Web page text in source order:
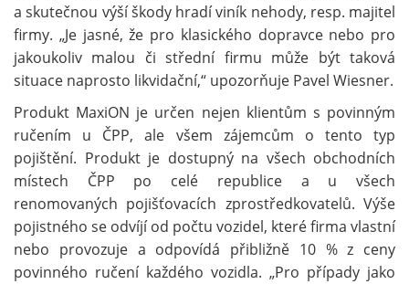
a skutečnou výší škody hradí viník nehody, resp. majitel
firmy. „Je jasné, že pro klasického dopravce nebo pro
jakoukoliv malou či střední firmu může být taková
situace naprosto likvidační,“ upozorňuje Pavel Wiesner.
Produkt MaxiON je určen nejen klientům s povinným
ručením u ČPP, ale všem zájemcům o tento typ
pojištění. Produkt je dostupný na všech obchodních
místech ČPP po celé republice a u všech
renomovaných pojišťovacích zprostředkovatelů. Výše
pojistného se odvíjí od počtu vozidel, které firma vlastní
nebo provozuje a odpovídá přibližně 10 % z ceny
povinného ručení každého vozidla. „Pro případy jako